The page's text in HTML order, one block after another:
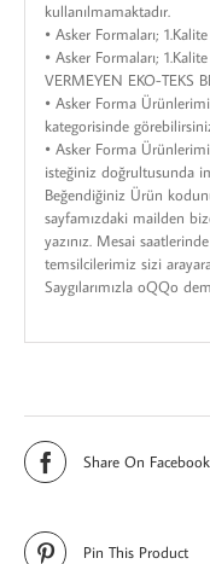
kullanılmamaktadır.
• Asker Formaları;
• Asker Formaları;
VERMEYEN EKO-TEKS
• Asker Forma
kategorisinde
• Asker Forma
isteğiniz doğrultusunda
Beğendiğiniz Ürün
sayfamızdaki mailden
yazınız. Mesai
temsilcilerimiz sizi
Saygılarımızla oQQo
Share On Facebook
Pin This Product